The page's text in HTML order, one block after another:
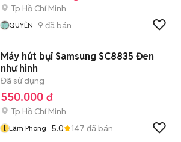
Tp Hồ Chí Minh
QUYÊN 9 đã bán
Máy hút bụi Samsung SC8835 Đen
như hình
Đã sử dụng
550.000 đ
Tp Hồ Chí Minh
l Lâm Phong 5.0 147 đã bán